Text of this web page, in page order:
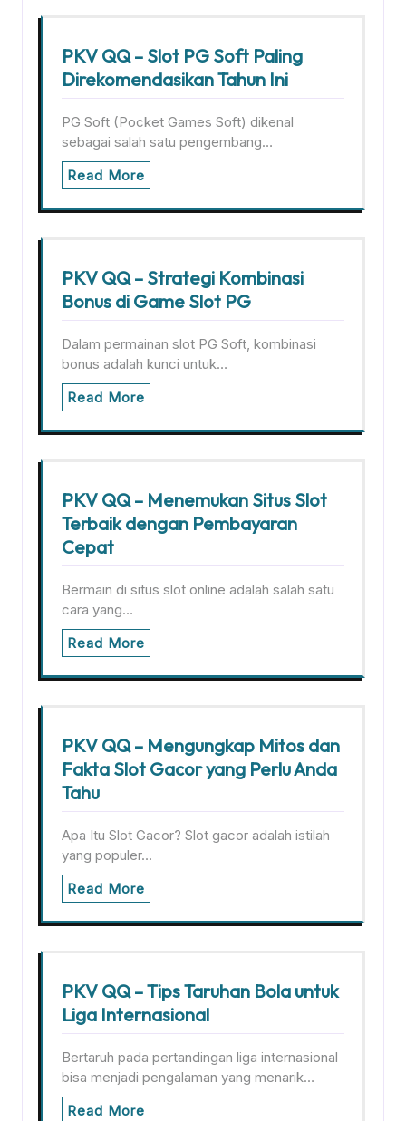
PKV QQ – Slot PG Soft Paling
Direkomendasikan Tahun Ini
PG Soft (Pocket Games Soft) dikenal
sebagai salah satu pengembang…
Read More
PKV QQ – Strategi Kombinasi
Bonus di Game Slot PG
Dalam permainan slot PG Soft, kombinasi
bonus adalah kunci untuk…
Read More
PKV QQ – Menemukan Situs Slot
Terbaik dengan Pembayaran
Cepat
Bermain di situs slot online adalah salah satu
cara yang…
Read More
PKV QQ – Mengungkap Mitos dan
Fakta Slot Gacor yang Perlu Anda
Tahu
Apa Itu Slot Gacor? Slot gacor adalah istilah
yang populer…
Read More
PKV QQ – Tips Taruhan Bola untuk
Liga Internasional
Bertaruh pada pertandingan liga internasional
bisa menjadi pengalaman yang menarik…
Read More